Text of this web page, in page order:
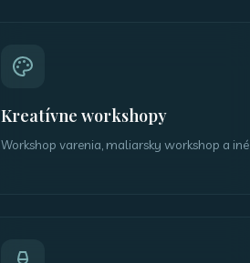
Kreatívne workshopy
Workshop varenia, maliarsky workshop a iné